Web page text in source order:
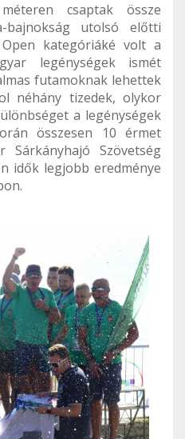
csaptak össze
bajnokság utolsó előtti
kategóriáké volt a
legénységek ismét
futamoknak lehettek
néhány tizedek, olykor
a legénységek
összesen 10 érmet
Szövetség
idők legjobb eredménye